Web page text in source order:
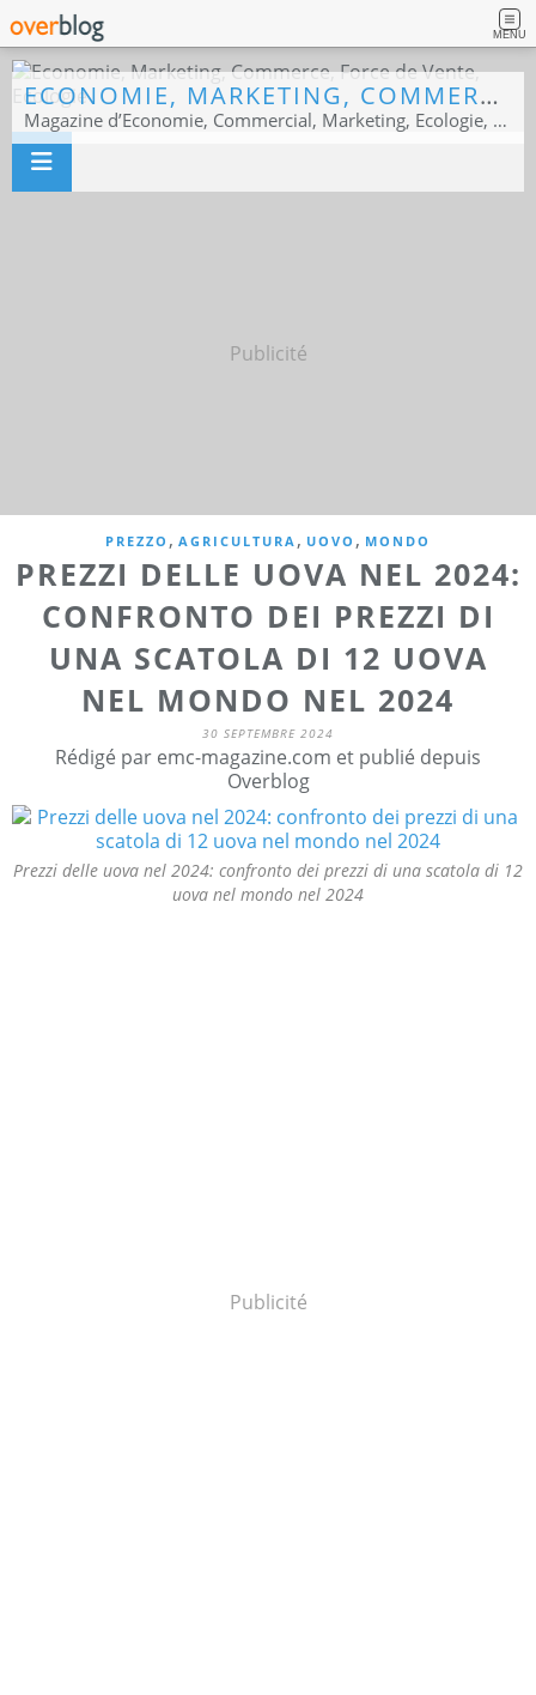
MENU
ECONOMIE, MARKETING, COMMERCE, FORCE DE VENTE, ECOLOGIE
Magazine d’Economie, Commercial, Marketing, Ecologie, Sport business
Publicité
PREZZO , AGRICULTURA , UOVO , MONDO
PREZZI DELLE UOVA NEL 2024:
CONFRONTO DEI PREZZI DI
UNA SCATOLA DI 12 UOVA
NEL MONDO NEL 2024
30 SEPTEMBRE 2024
Rédigé par emc-magazine.com et publié depuis
Overblog
Prezzi delle uova nel 2024: confronto dei prezzi di una scatola di 12
uova nel mondo nel 2024
Publicité